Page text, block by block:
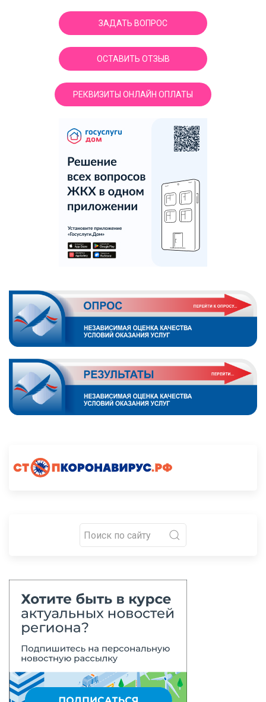
ЗАДАТЬ ВОПРОС
ОСТАВИТЬ ОТЗЫВ
РЕКВИЗИТЫ ОНЛАЙН ОПЛАТЫ